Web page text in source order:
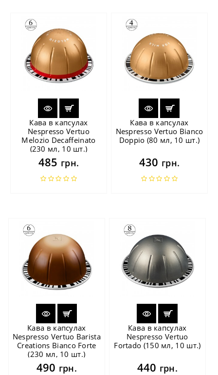
Кава в капсулах
Nespresso Vertuo
Melozio Decaffeinato
(230 мл, 10 шт.)
485 грн.
Кава в капсулах
Nespresso Vertuo Bianco
Doppio (80 мл, 10 шт.)
430 грн.
Кава в капсулах
Nespresso Vertuo Barista
Creations Bianco Forte
(230 мл, 10 шт.)
490 грн.
Кава в капсулах
Nespresso Vertuo
Fortado (150 мл, 10 шт.)
440 грн.